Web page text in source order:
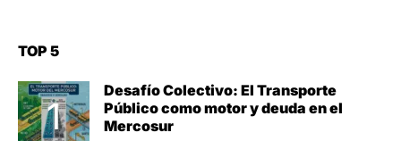
TOP 5
Desafío Colectivo: El Transporte
Público como motor y deuda en el
Mercosur